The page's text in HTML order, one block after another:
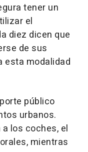
tener un
el
diez dicen que
de sus
esta modalidad
público
urbanos.
los coches, el
mientras